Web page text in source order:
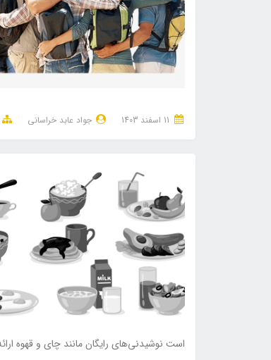
جواد عابد خراسانی
است نوشیدنی‌های رایگان مانند چای و قهوه